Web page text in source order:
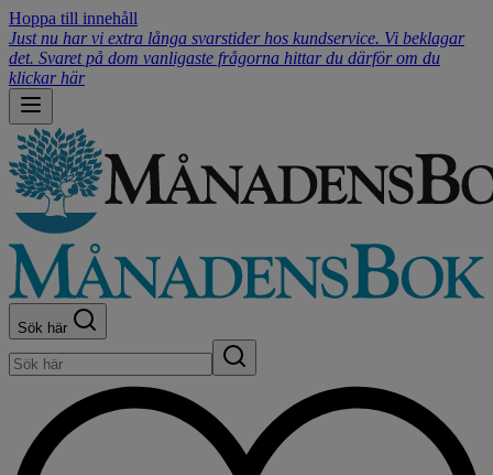
Hoppa till innehåll
Just nu har vi extra långa svarstider hos kundservice. Vi beklagar
det. Svaret på dom vanligaste frågorna hittar du därför om du
klickar här
Sök här